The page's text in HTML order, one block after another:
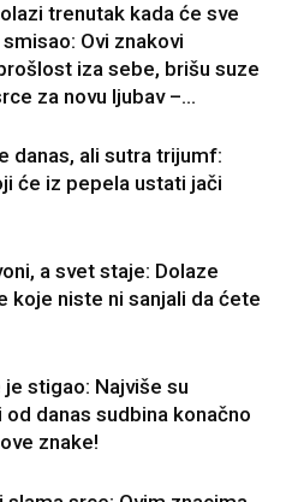
trenutak kada će sve
Ovi znakovi
iza sebe, brišu suze
za novu ljubav –...
danas, ali sutra trijumf:
će iz pepela ustati jači
a svet staje: Dolaze
koje niste ni sanjali da ćete
je stigao: Najviše su
od danas sudbina konačno
znake!